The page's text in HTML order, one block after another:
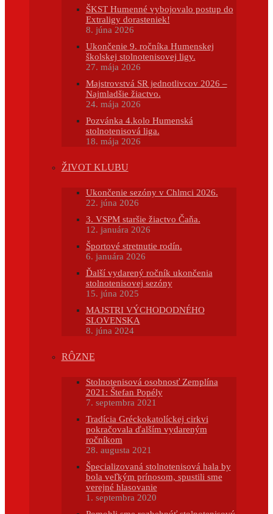
ŠKST Humenné vybojovalo postup do
Extraligy dorasteniek!
8. júna 2026
Ukončenie 9. ročníka Humenskej
školskej stolnotenisovej ligy.
27. mája 2026
Majstrovstvá SR jednotlivcov 2026 –
Najmladšie žiactvo.
24. mája 2026
Pozvánka 4.kolo Humenská
stolnotenisová liga.
18. mája 2026
ŽIVOT KLUBU
Ukončenie sezóny v Chlmci 2026.
22. júna 2026
3. VSPM staršie žiactvo Čaňa.
12. januára 2026
Športové stretnutie rodín.
6. januára 2026
Ďalší vydarený ročník ukončenia
stolnotenisovej sezóny
15. júna 2025
MAJSTRI VÝCHODODNÉHO
SLOVENSKA
8. júna 2024
RÔZNE
Stolnotenisová osobnosť Zemplína
2021: Štefan Popély
7. septembra 2021
Tradícia Gréckokatolíckej cirkvi
pokračovala ďalším vydareným
ročníkom
28. augusta 2021
Špecializovaná stolnotenisová hala by
bola veľkým prínosom, spustili sme
verejné hlasovanie
1. septembra 2020